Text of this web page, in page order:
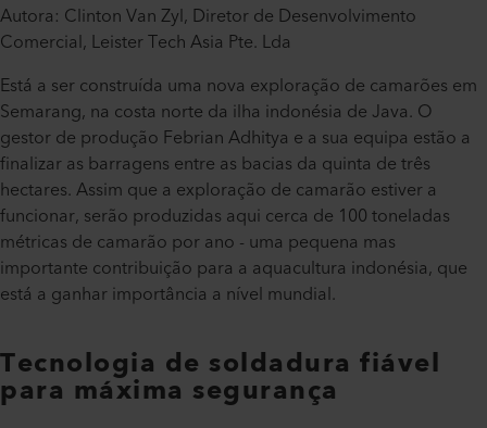
Autora: Clinton Van Zyl, Diretor de Desenvolvimento
Comercial, Leister Tech Asia Pte. Lda
Está a ser construída uma nova exploração de camarões em
Semarang, na costa norte da ilha indonésia de Java. O
gestor de produção Febrian Adhitya e a sua equipa estão a
finalizar as barragens entre as bacias da quinta de três
hectares. Assim que a exploração de camarão estiver a
funcionar, serão produzidas aqui cerca de 100 toneladas
métricas de camarão por ano - uma pequena mas
importante contribuição para a aquacultura indonésia, que
está a ganhar importância a nível mundial.
Tecnologia de soldadura fiável
para máxima segurança